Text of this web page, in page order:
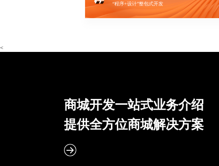
“程序+设计”整包式开发
<
商城开发一站式业务介绍
提供全方位商城解决方案